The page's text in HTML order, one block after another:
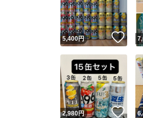
5,400円 い
2,980円 い